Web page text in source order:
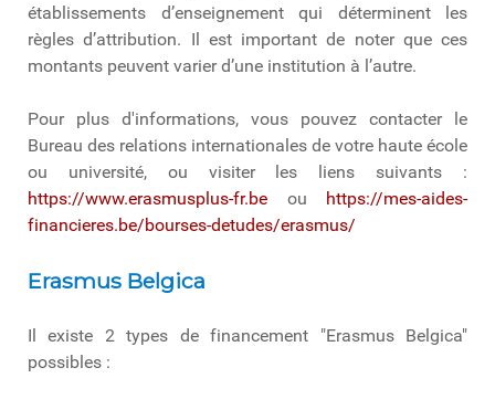
établissements d’enseignement qui déterminent les
règles d’attribution. Il est important de noter que ces
montants peuvent varier d’une institution à l’autre.
Pour plus d'informations, vous pouvez contacter le
Bureau des relations internationales de votre haute école
ou université, ou visiter les liens suivants :
https://www.erasmusplus-fr.be ou https://mes-aides-
financieres.be/bourses-detudes/erasmus/
Erasmus Belgica
Il existe 2 types de financement "Erasmus Belgica"
possibles :